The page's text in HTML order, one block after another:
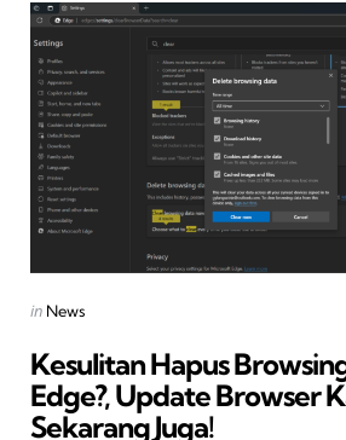
Posted
in News
Kesulitan Hapus
Edge?, Update Browser
Sekarang Juga!